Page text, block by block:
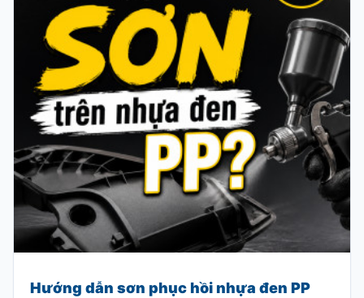
Hướng dẫn sơn phục hồi nhựa đen PP